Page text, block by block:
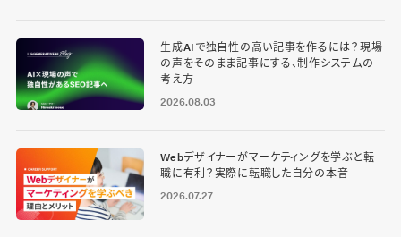
生成AIで独自性の高い記事を作るには？現場
の声をそのまま記事にする、制作システムの
考え方
2026.08.03
Webデザイナーがマーケティングを学ぶと転
職に有利？実際に転職した自分の本音
2026.07.27